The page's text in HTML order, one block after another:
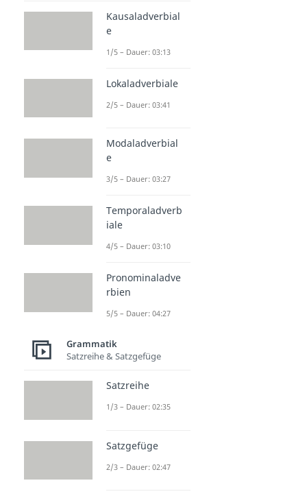
Kausaladverbial
e
1/5 – Dauer: 03:13
Lokaladverbiale
2/5 – Dauer: 03:41
Modaladverbial
e
3/5 – Dauer: 03:27
Temporaladverb
iale
4/5 – Dauer: 03:10
Pronominaladve
rbien
5/5 – Dauer: 04:27
Grammatik
Satzreihe & Satzgefüge
Satzreihe
1/3 – Dauer: 02:35
Satzgefüge
2/3 – Dauer: 02:47